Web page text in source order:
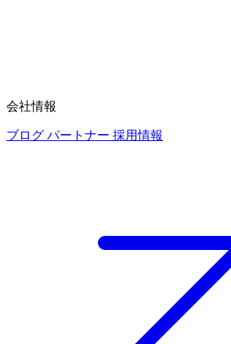
会社情報
ブログ パートナー 採用情報